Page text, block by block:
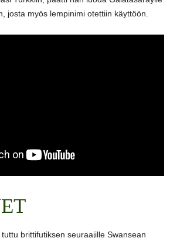
josta myös lempinimi otettiin käyttöön.
brittifutiksen seuraajille Swansean